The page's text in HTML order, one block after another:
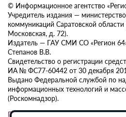
© Информационное агентство
Учредитель издания —
коммуникаций Саратовской области
Московская, д. 72).
Издатель — ГАУ СМИ СО «Регион
Степанов В.В.
Свидетельство о регистрации
ИА № ФС77-60442 от 30 декабря
Выдано Федеральной службой по
информационных технологий и
(Роскомнадзор).
Политика в отношении обработки